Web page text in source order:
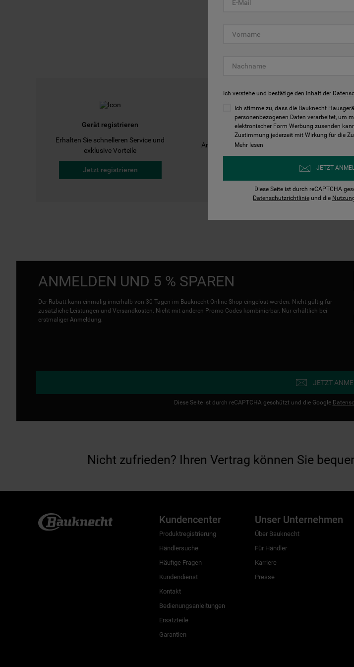
Gerät registrieren
Erhalten Sie schnelleren Service und
exklusive Vorteile
Jetzt registrieren
Bedienungsanleitungen
Anleitungen finden und herunterladen
ANMELDEN UND 5 % SPAREN
Der Rabatt kann einmalig innerhalb von 30 Tagen im Bauknecht Online-Shop eingelöst werden. Nicht gültig für
zusätzliche Leistungen und Versandkosten. Nicht mit anderen Promo Codes kombinierbar. Nur erhältlich bei
erstmaliger Anmeldung.
JETZT
Diese Seite ist durch reCAPTCHA geschützt und die Google
Nicht zufrieden? Ihren Vertrag können Sie
Kundencenter
Produktregistrierung
Händlersuche
Häufige Fragen
Kundendienst
Kontakt
Bedienungsanleitungen
Ersatzteile
Garantien
Unser Unternehmen
Über Bauknecht
Für Händler
Karriere
Presse
Ich verstehe und bestätige den Inhalt der
Ich stimme zu, dass die Bauknecht
personenbezogenen Daten verarbeitet, um
elektronischer Form Werbung zusenden
Zustimmung jederzeit mit Wirkung für die
Mehr lesen
JETZT
Diese Seite ist durch reCAPTCHA
Datenschutzrichtlinie und die